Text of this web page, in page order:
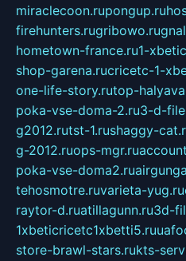
miraclecoon.rupongup.ru
firehunters.rugribowo.ru
hometown-france.ru1-
shop-garena.rucricetc-1-
one-life-story.rutop-
poka-vse-doma-2.ru3-d-
g2012.rutst-1.rushaggy-
g-2012.ruops-mgr.ru
poka-vse-doma2.ru
tehosmotre.ruvarieta-yug.ru
raytor-d.ruatillagunn.ru3d-
1xbeticricetc1xbetti5.ru
store-brawl-stars.rukts-